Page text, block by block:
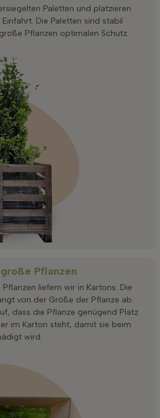
Paletten und platzieren
Die Paletten sind stabil
Pflanzen optimalen Schutz.
Pflanzen
liefern wir in Kartons. Die
von der Größe der Pflanze ab.
dass die Pflanze genügend Platz
im Karton steht, damit sie beim
wird.